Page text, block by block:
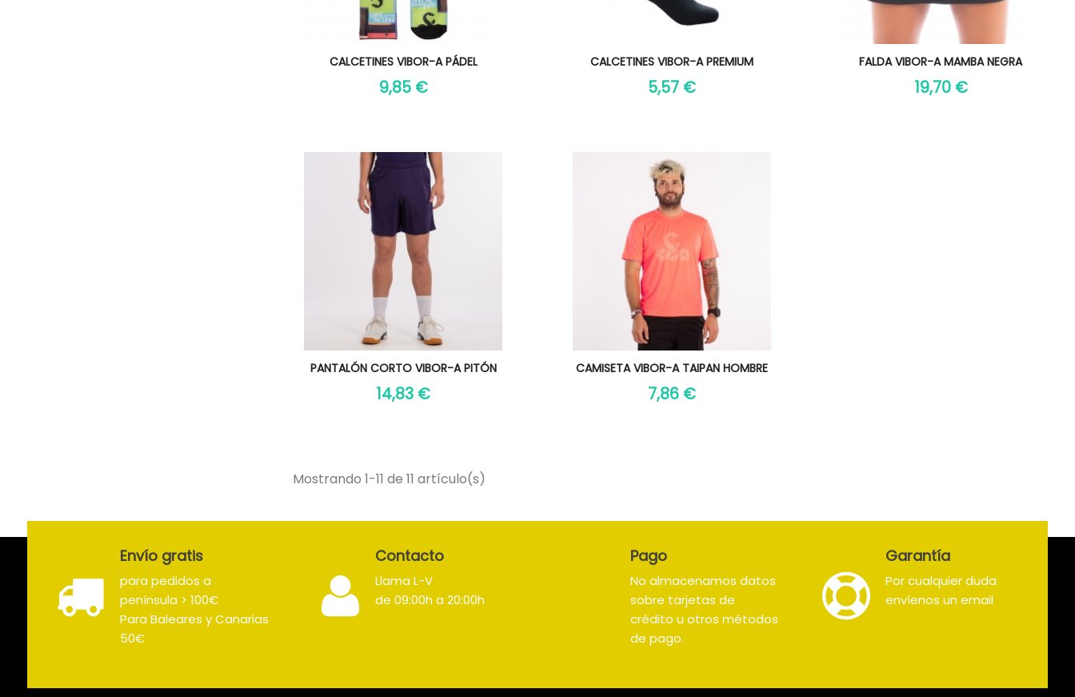
CALCETINES VIBOR-A PÁDEL
9,85 €
Vista rápida CALCETINES VIBOR-A PREMIUM
5,57 €
Vista rápida FALDA VIBOR-A MAMBA NEGRA
19,70 €
Vista rápida
PANTALÓN CORTO VIBOR-A PITÓN
14,83 €
Vista rápida CAMISETA VIBOR-A TAIPAN HOMBRE
7,86 €
Vista rápida
Mostrando 1-11 de 11 artículo(s)
Envío gratis
para pedidos a
península > 100€
Para Baleares y Canarias
50€
Contacto
Llama L-V
de 09:00h a 20:00h
Pago
No almacenamos datos
sobre tarjetas de
crédito u otros métodos
de pago.
Garantía
Por cualquier duda
envíenos un email